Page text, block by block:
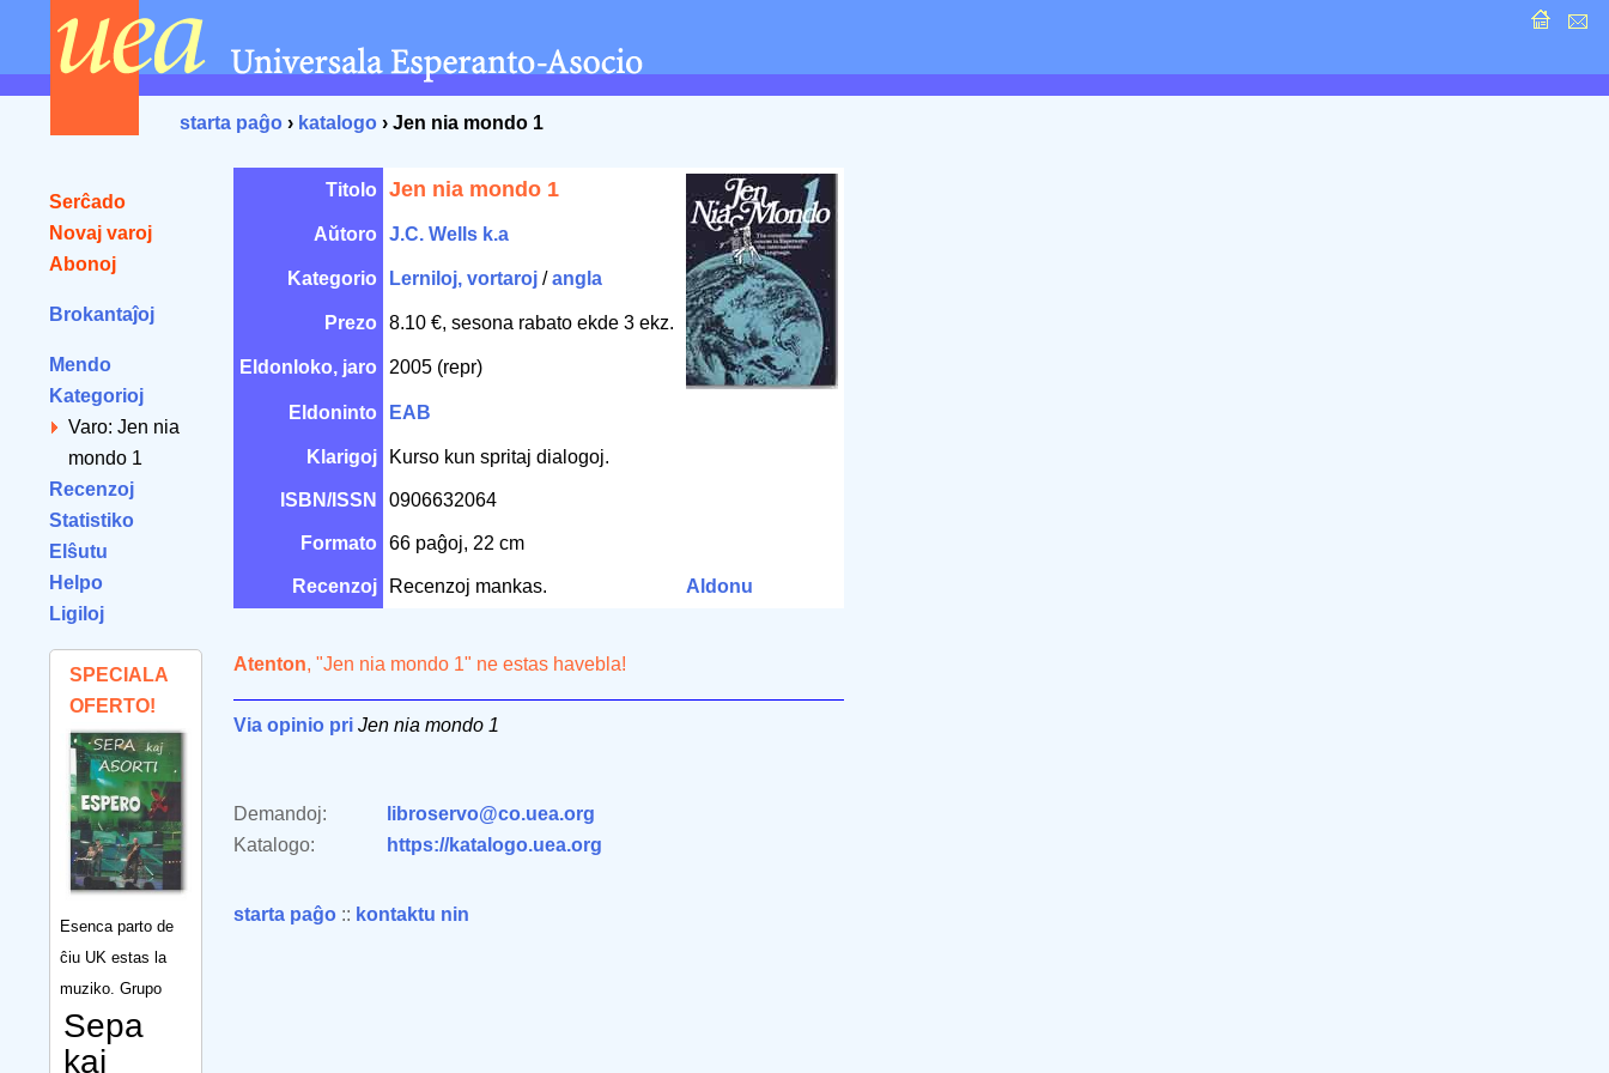
starta paĝo › katalogo › Jen nia mondo 1
Serĉado
Novaj varoj
Abonoj
Brokantaĵoj
Mendo
Kategorioj
Varo: Jen nia
mondo 1
Recenzoj
Statistiko
Elŝutu
Helpo
Ligiloj
SPECIALA
OFERTO!
Esenca parto de
ĉiu UK estas la
muziko. Grupo
Sepa
kaj
Titolo Jen nia mondo 1
Aŭtoro J.C. Wells k.a
Kategorio Lerniloj, vortaroj /angla
Prezo 8.10 €, sesona rabato ekde 3 ekz.
Eldonloko, jaro 2005 (repr)
Eldoninto EAB
Klarigoj Kurso kun spritaj dialogoj.
ISBN/ISSN 0906632064
Formato 66 paĝoj, 22 cm
Recenzoj Recenzoj mankas. Aldonu
Atenton, "Jen nia mondo 1" ne estas havebla!
Via opinio pri Jen nia mondo 1
Demandoj:
libroservo@co.uea.org
Katalogo:
https://katalogo.uea.org
starta paĝo :: kontaktu nin